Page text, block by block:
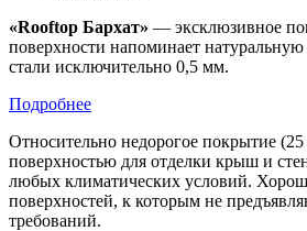
«Rooftop Бархат» — эксклюзивное
поверхности напоминает
стали исключительно 0,5 мм.
Подробнее
Относительно недорогое покрытие
поверхностью для отделки крыш и
любых климатических условий.
поверхностей, к которым не
требований.